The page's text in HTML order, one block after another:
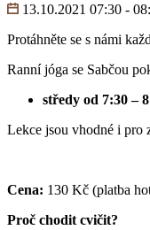
13.10.2021 07:30 -
Protáhněte se s námi
Ranní jóga se Sabčou
středy od 7:30 –
Lekce jsou vhodné i pro
Cena: 130 Kč (platba
Proč chodit cvičit?